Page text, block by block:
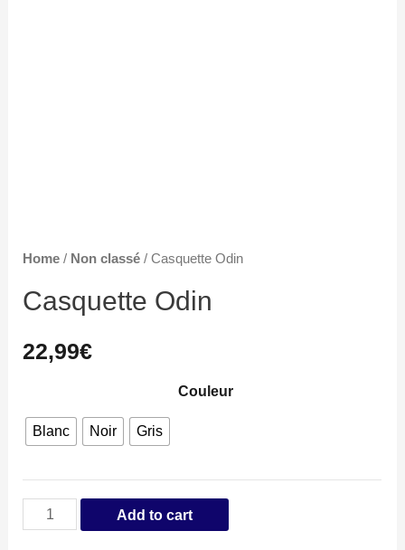
Home / Non classé / Casquette Odin
Casquette Odin
22,99€
Couleur
Blanc Noir Gris
Casquette
Add to cart